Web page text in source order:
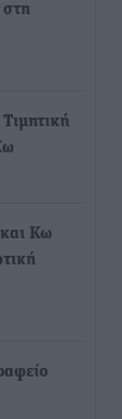
στη
Κω